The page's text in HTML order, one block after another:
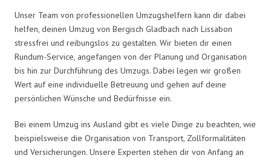
Unser Team von professionellen Umzugshelfern kann dir dabei
helfen, deinen Umzug von Bergisch Gladbach nach Lissabon
stressfrei und reibungslos zu gestalten. Wir bieten dir einen
Rundum-Service, angefangen von der Planung und Organisation
bis hin zur Durchführung des Umzugs. Dabei legen wir großen
Wert auf eine individuelle Betreuung und gehen auf deine
persönlichen Wünsche und Bedürfnisse ein.
Bei einem Umzug ins Ausland gibt es viele Dinge zu beachten, wie
beispielsweise die Organisation von Transport, Zollformalitäten
und Versicherungen. Unsere Experten stehen dir von Anfang an